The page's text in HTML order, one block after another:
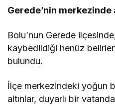
Gerede’nin merkezinde
Bolu’nun Gerede
kaybedildiği henüz
bulundu.
İlçe merkezindeki yoğun
altınlar, duyarlı bir